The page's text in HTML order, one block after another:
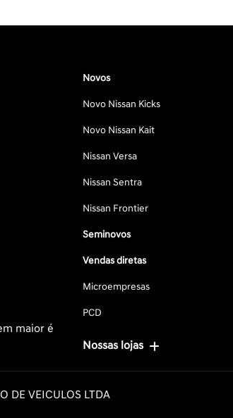
maior é
Novos
Novo Nissan Kicks
Novo Nissan Kait
Nissan Versa
Nissan Sentra
Nissan Frontier
Seminovos
Vendas diretas
Microempresas
PCD
Nossas lojas
DE VEICULOS LTDA